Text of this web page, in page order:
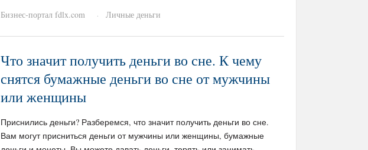
Бизнес-портал fdlx.com
· Личные деньги
Что значит получить деньги во сне. К чему
снятся бумажные деньги во сне от мужчины
или женщины
Приснились деньги? Разберемся, что значит получить деньги во сне.
Вам могут присниться деньги от мужчины или женщины, бумажные